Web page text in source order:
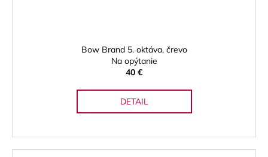
Bow Brand 5. oktáva, črevo
Na opýtanie
40 €
DETAIL